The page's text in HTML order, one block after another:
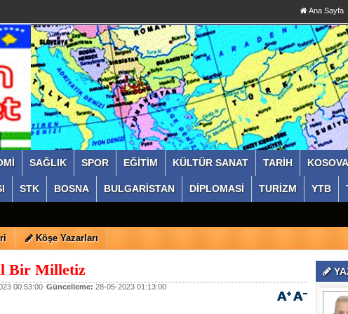
Ana Sayfa
SAĞLIK SPOR EĞİTİM KÜLTÜR SANAT TARİH KOSOVA
STK BOSNA BULGARİSTAN DİPLOMASİ TURİZM YTB
Köşe Yazarları
Bir Milletiz
00:53:00 Güncelleme: 28-05-2023 01:13:00